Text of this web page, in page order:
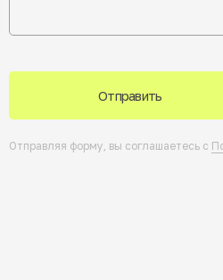
Отправить
Отправляя форму, вы соглашаетесь с